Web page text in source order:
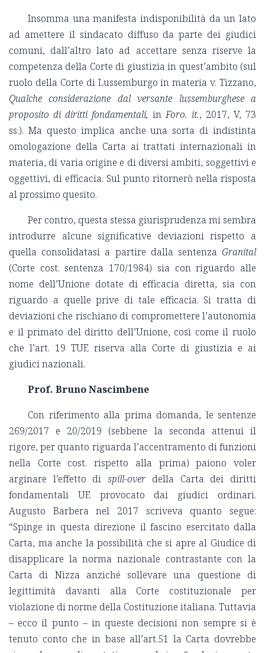
Insomma una manifesta indisponibilità da un lato
ad amettere il sindacato diffuso da parte dei giudici
comuni, dall’altro lato ad accettare senza riserve la
competenza della Corte di giustizia in quest’ambito (sul
ruolo della Corte di Lussemburgo in materia v. Tizzano,
Qualche considerazione dal versante lussemburghese a
proposito di diritti fondamentali, inForo. it., 2017, V, 73
ss.). Ma questo implica anche una sorta di indistinta
omologazione della Carta ai trattati internazionali in
materia, di varia origine e di diversi ambiti, soggettivi e
oggettivi, di efficacia. Sul punto ritornerò nella risposta
al prossimo quesito.
Per contro, questa stessa giurisprudenza mi sembra
introdurre alcune significative deviazioni rispetto a
quella consolidatasi a partire dalla sentenza Granital
(Corte cost. sentenza 170/1984) sia con riguardo alle
nome dell’Unione dotate di efficacia diretta, sia con
riguardo a quelle prive di tale efficacia. Si tratta di
deviazioni che rischiano di compromettere l’autonomia
e il primato del diritto dell’Unione, così come il ruolo
che l’art. 19 TUE riserva alla Corte di giustizia e ai
giudici nazionali.
Prof. Bruno Nascimbene
Con riferimento alla prima domanda, le sentenze
269/2017 e 20/2019 (sebbene la seconda attenui il
rigore, per quanto riguarda l’accentramento di funzioni
nella Corte cost. rispetto alla prima) paiono voler
arginare l’effetto dispill-over della Carta dei diritti
fondamentali UE provocato dai giudici ordinari.
Augusto Barbera nel 2017 scriveva quanto segue:
“Spinge in questa direzione il fascino esercitato dalla
Carta, ma anche la possibilità che si apre al Giudice di
disapplicare la norma nazionale contrastante con la
Carta di Nizza anziché sollevare una questione di
legittimità davanti alla Corte costituzionale per
violazione di norme della Costituzione italiana. Tuttavia
– ecco il punto – in queste decisioni non sempre si è
tenuto conto che in base all’art.51 la Carta dovrebbe